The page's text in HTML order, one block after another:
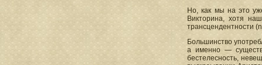
Но, как мы на это
Викторина, хотя
трансцендентности
Большинство
а именно —
бестелесность,